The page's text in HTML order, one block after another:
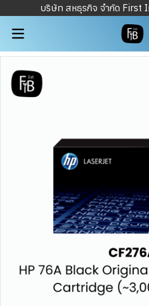
บริษัท สหธุรกิจ จำกัด First